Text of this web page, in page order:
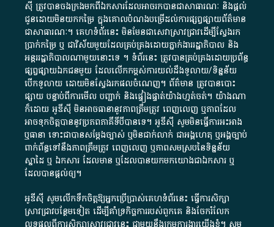
ស៊ី​ ត្រូវ​បាន​ចងក្រង​មក​ពី​ឯកសារ​ដែល​អាច​រក​បានជា​សាធារណៈ​ និង​ផ្តល់​
ជូន​ដោយ​មិន​យក​កម្រៃ​ ក្នុង​គោលបំណង​បម្រើ​ដល់ការ​ផ្សព្វផ្សាយ​ព័ត៌មាន​
ជា​សាធារណៈ​។​ គេហទំព័រ​នេះ​ មិនមែន​ជា​សេវា​ស្រាវជ្រាវ​ដើម្បី​ស្វែងរក
ប្រាក់​កម្រៃ​ ឬ​ ជា​វិស័យ​មួយ​ដែល​គ្រប់គ្រង​ដោយ​ភ្នាក់ងារ​រដ្ឋាភិបាល​ និង ​
អន្តររដ្ឋាភិបាល​ណាមួយ​នោះ​ទេ ​។​ ទំព័រ​នេះ​ ត្រូវ​បាន​គ្រប់គ្រង​ដោយ​ប្រព័ន្ធ​
ផ្សព្វផ្សាយ​ឯកជន​មួយ​ ដែល​លើកកម្ពស់​ការ​យល់​ដឹង​ទូលាយ​/​ទិន្នន័យ​
បើក​ទូលាយ​ ដោយ​មិនស្វែង​រក​ផល​ចំណេញ​។​ ព័ត៌មាន​ ត្រូវ​បាន​បោះ
ផ្សាយ​ បន្ទាប់​ពី​ការ​មើល​ បញ្ជាក់​ និង​ផ្ទៀងផ្ទាត់​យ៉ាង​ហ្មត់ចត់​។​ យ៉ាងណា​
ក៏​ដោយ​ អូ​ឌី​ស៊ី​ មិន​អាច​ធានា​នូវ​ភាព​ត្រឹមត្រូវ​ ពេញលេញ​ ឬ​ភាព​ដែល​
អាច​ទុកចិត្ត​បាននូវ​ប្រភព​ភាគី​ទី​បី​បាន​ទេ​។​ អូ​ឌី​ស៊ី​ សូម​មិន​ធ្វើការ​អះអាង​
ឬ​ធានា​ ទោះជា​បាន​សម្តែង​ច្បាស់​ ឬ​មិន​ជាក់លាក់​ ជា​អង្គហេតុ​ ឬ​អង្គច្បាប់​
ពាក់ព័ន្ធ​ទៅ​នឹង​ភាព​ត្រឹមត្រូវ​ ពេញលេញ​ ឬ​ភាព​សម​ស្រប​នៃ​ទិន្នន័យ​
ស្នាដៃ​ ឬ​ ឯកសារ​ ដែល​មាន​ ឬ​ដែល​បាន​យក​មក​យោង​ជា​ឯកសារ​ ឬ​
ដែល​បាន​ផ្តល់​ឲ្យ​។
អូឌីស៊ី សូមលើកទឹកចិត្តឱ្យអ្នកប្រើប្រាស់គេហទំព័រនេះ ធ្វើការសិក្សា
ស្រាវជ្រាវបន្ថែមទៀត ដើម្បីគាំទ្រកិច្ចការ​របស់ពួកគេ និងចែករំលែក